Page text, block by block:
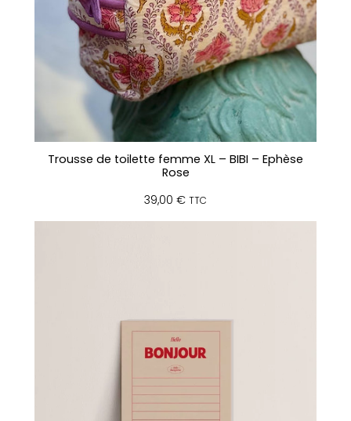
Trousse de toilette femme XL – BIBI – Ephèse
Rose
39,00 € TTC